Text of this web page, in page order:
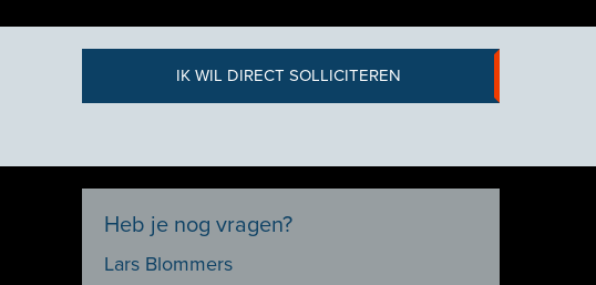
IK WIL DIRECT SOLLICITEREN
Heb je nog vragen?
Lars Blommers